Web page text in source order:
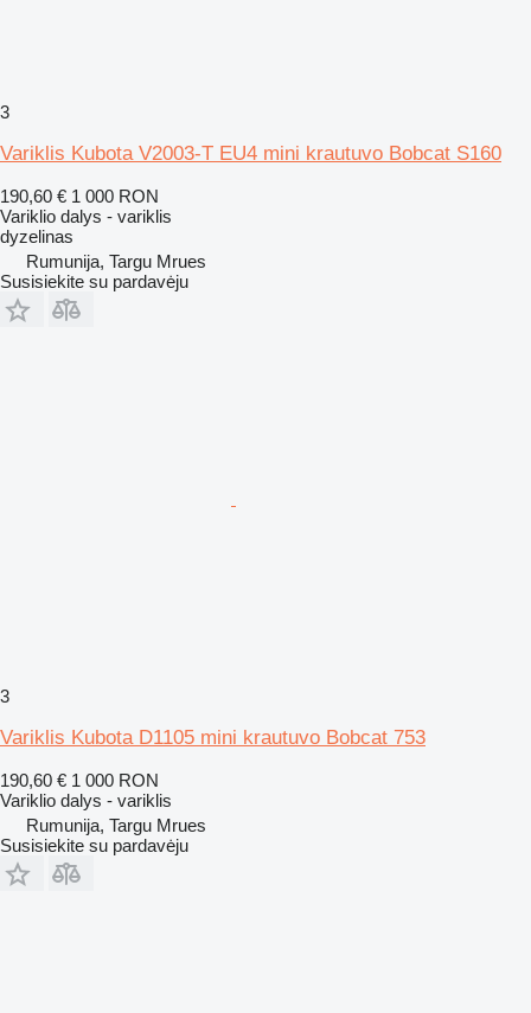
3
Variklis Kubota V2003-T EU4 mini krautuvo Bobcat S160
190,60 € 1 000 RON
Variklio dalys - variklis
dyzelinas
Rumunija, Targu Mrues
Susisiekite su pardavėju
3
Variklis Kubota D1105 mini krautuvo Bobcat 753
190,60 € 1 000 RON
Variklio dalys - variklis
Rumunija, Targu Mrues
Susisiekite su pardavėju